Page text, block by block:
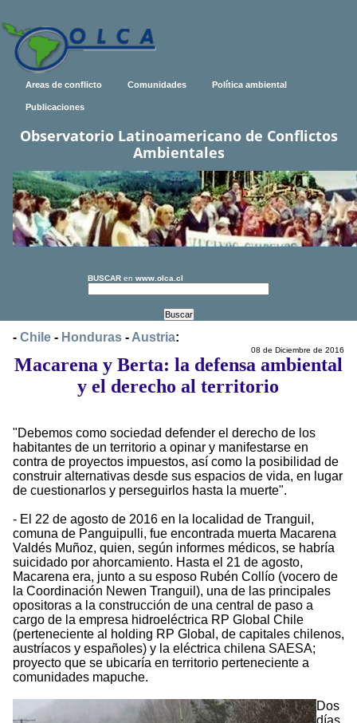
Areas de conflicto Comunidades Política ambiental
Publicaciones
Observatorio Latinoamericano de Conflictos
Ambientales
BUSCAR en www.olca.cl
- Chile - Honduras - Austria:
08 de Diciembre de 2016
Macarena y Berta: la defensa ambiental
y el derecho al territorio
"Debemos como sociedad defender el derecho de los
habitantes de un territorio a opinar y manifestarse en
contra de proyectos impuestos, así como la posibilidad de
construir alternativas desde sus espacios de vida, en lugar
de cuestionarlos y perseguirlos hasta la muerte".
- El 22 de agosto de 2016 en la localidad de Tranguil,
comuna de Panguipulli, fue encontrada muerta Macarena
Valdés Muñoz, quien, según informes médicos, se habría
suicidado por ahorcamiento. Hasta el 21 de agosto,
Macarena era, junto a su esposo Rubén Collío (vocero de
la Coordinación Newen Tranguil), una de las principales
opositoras a la construcción de una central de paso a
cargo de la empresa hidroeléctrica RP Global Chile
(perteneciente al holding RP Global, de capitales chilenos,
austríacos y españoles) y la eléctrica chilena SAESA;
proyecto que se ubicaría en territorio perteneciente a
comunidades mapuche.
Dos